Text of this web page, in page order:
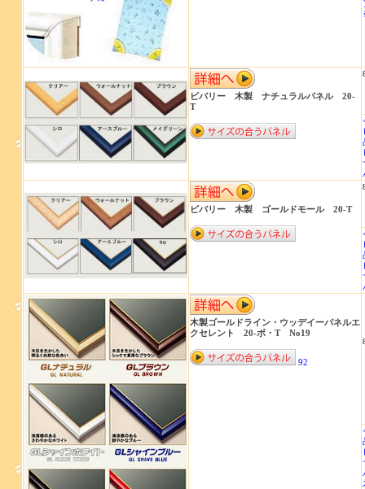
ビバリー 木製 ナチュラルパネル 20-
T
ビバリー 木製 ゴールドモール 20-T
木製ゴールドライン・ウッデイーパネルエ
クセレント 20-ボ・T No19
92